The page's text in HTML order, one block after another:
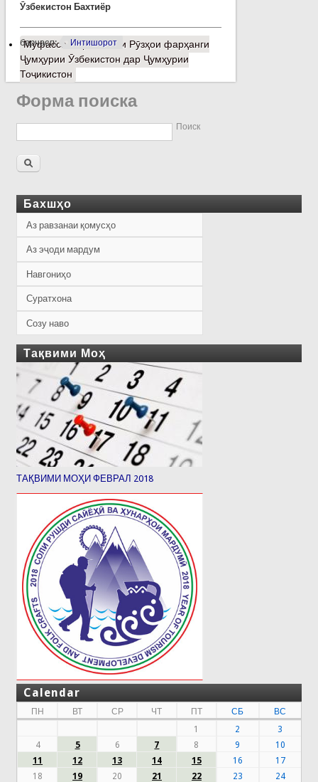
Ӯзбекистон Бахтиёр
барчасп: Интишорот
Муфассалтаро Оғози Рӯзҳои фарҳанги
Ҷумҳурии Ӯзбекистон дар Ҷумҳурии
Тоҷикистон
Форма поиска
Поиск
Бахшҳо
Аз равзанаи қомусҳо
Аз эҷоди мардум
Навгониҳо
Суратхона
Созу наво
Тақвими Моҳ
ТАҚВИМИ МОҲИ ФЕВРАЛ 2018
Calendar
ПН ВТ СР ЧТ ПТ СБ
ВС
1
2
3
4
5 6 7 8 9
10
11
12 13 14 15 16
17
18
19 20 21 22 23
24